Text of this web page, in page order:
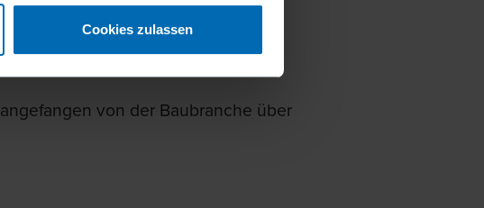
Cookies zulassen
von der Baubranche über